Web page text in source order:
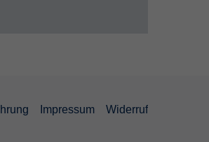
Impressum Widerruf